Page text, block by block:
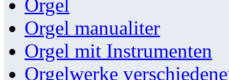
Orgel
Orgel manualiter
Orgel mit Instrumenten
Orgelwerke